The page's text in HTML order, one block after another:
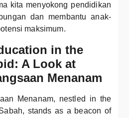
kita menyokong pendidikan
dan membantu anak-
maksimum.
in the
A Look at
Menanam
Menanam, nestled in the
stands as a beacon of